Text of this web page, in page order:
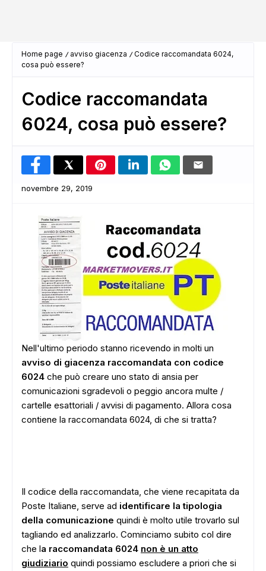
Home page avviso giacenza
Codice raccomandata 6024,
cosa può essere?
Codice raccomandata
6024, cosa può essere?
novembre 29, 2019
Nell'ultimo periodo stanno ricevendo in molti un
avviso di giacenza raccomandata con codice
6024 che può creare uno stato di ansia per
comunicazioni sgradevoli o peggio ancora multe /
cartelle esattoriali / avvisi di pagamento. Allora cosa
contiene la raccomandata 6024, di che si tratta?
Il codice della raccomandata, che viene recapitata da
Poste Italiane, serve ad identificare la tipologia
della comunicazione quindi è molto utile trovarlo sul
tagliando ed analizzarlo. Cominciamo subito col dire
che la raccomandata 6024 non è un atto
giudiziario quindi possiamo escludere a priori che si